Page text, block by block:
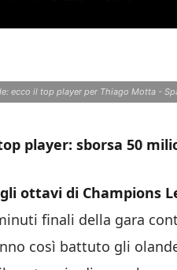
ecco il top player per Thiago Motta -
player: sborsa 50
ottavi di Champions
finali della gara
così battuto gli